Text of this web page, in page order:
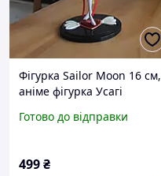
Фігурка Sailor Moon 16 см,
аніме фігурка Усагі
фігурка Sailor Moon
Готово до відправки
499₴